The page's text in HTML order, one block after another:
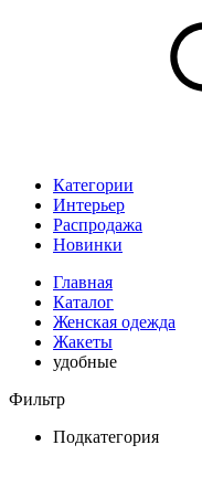
Категории
Интерьер
Распродажа
Новинки
Главная
Каталог
Женская одежда
Жакеты
удобные
Фильтр
Подкатегория